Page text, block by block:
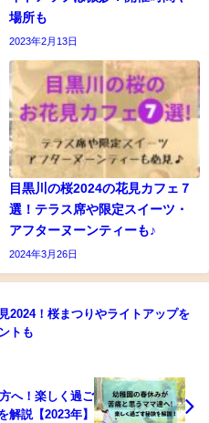
場所も
2023年2月13日
目黒川の桜2024の花見カフェ７
選！テラス席や限定スイーツ・
アフターヌーンティーも♪
2024年3月26日
2024！桜まつりやライトアップを
トも
へ！楽しく過ご
解説【2023年】